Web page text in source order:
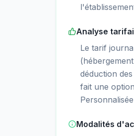
Analyse
Le tarif
déduction
fait une
Modalités